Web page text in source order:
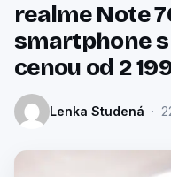
realme Note
smartphone
cenou od 2
Lenka Studená ·